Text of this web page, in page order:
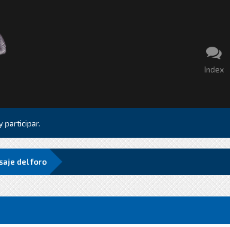
Index
participar.
del foro